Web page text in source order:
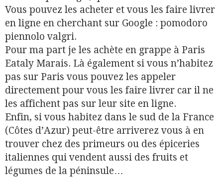
Vous pouvez les acheter et vous les faire livrer
en ligne en cherchant sur Google : pomodoro
piennolo valgri.
Pour ma part je les achète en grappe à Paris
Eataly Marais. Là également si vous n’habitez
pas sur Paris vous pouvez les appeler
directement pour vous les faire livrer car il ne
les affichent pas sur leur site en ligne.
Enfin, si vous habitez dans le sud de la France
(Côtes d’Azur) peut-être arriverez vous à en
trouver chez des primeurs ou des épiceries
italiennes qui vendent aussi des fruits et
légumes de la péninsule…